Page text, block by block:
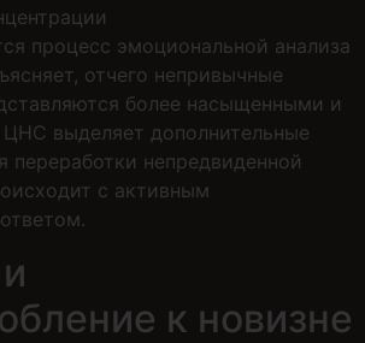
процесс эмоциональной анализа
отчего непривычные
более насыщенными и
выделяет дополнительные
переработки непредвиденной
с активным
к новизне